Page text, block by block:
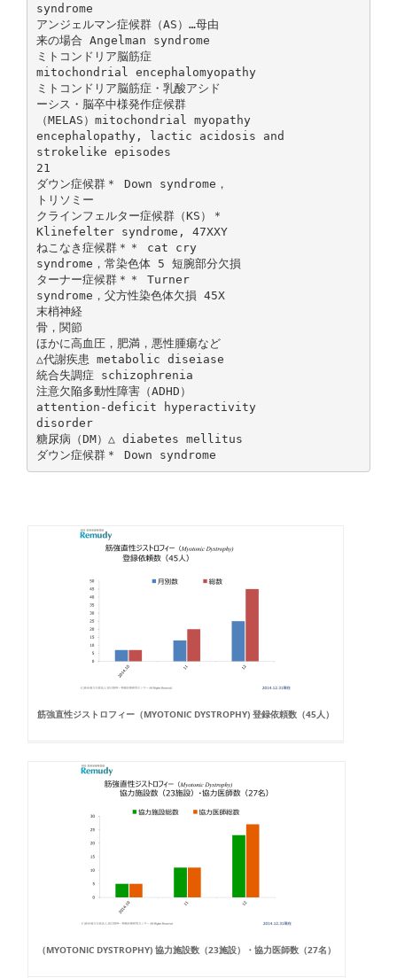
syndrome
アンジェルマン症候群（AS）…母由
来の場合 Angelman syndrome
ミトコンドリア脳筋症
mitochondrial encephalomyopathy
ミトコンドリア脳筋症・乳酸アシド
ーシス・脳卒中様発作症候群
（MELAS）mitochondrial myopathy
encephalopathy, lactic acidosis and
strokelike episodes
21
ダウン症候群＊ Down syndrome，
トリソミー
クラインフェルター症候群（KS）＊
Klinefelter syndrome, 47XXY
ねこなき症候群＊＊ cat cry
syndrome，常染色体 5 短腕部分欠損
ターナー症候群＊＊ Turner
syndrome，父方性染色体欠損 45X
末梢神経
骨，関節
ほかに高血圧，肥満，悪性腫瘍など
△代謝疾患 metabolic diseiase
統合失調症 schizophrenia
注意欠陥多動性障害（ADHD）
attention-deficit hyperactivity
disorder
糖尿病（DM）△ diabetes mellitus
筋強直性ジストロフィー（MYOTONIC DYSTROPHY) 登録依頼数（45人）
（MYOTONIC DYSTROPHY) 協力施設数（23施設）・協力医師数（27名）